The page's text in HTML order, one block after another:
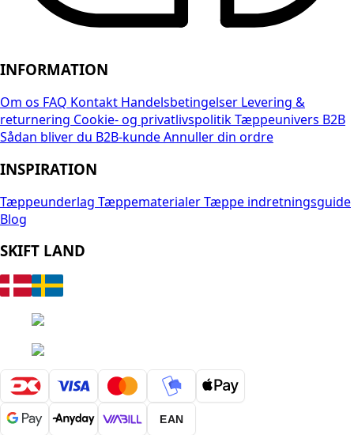
INFORMATION
Om os FAQ Kontakt Handelsbetingelser Levering &
returnering Cookie- og privatlivspolitikTæppeunivers B2B
Sådan bliver du B2B-kundeAnnuller din ordre
INSPIRATION
Tæppeunderlag TæppematerialerTæppe indretningsguide
Blog
SKIFT LAND
EAN